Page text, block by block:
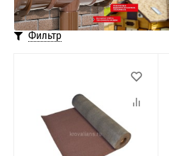
Фильтр